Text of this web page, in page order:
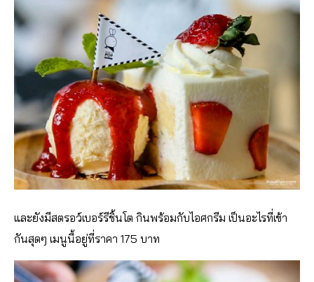
และยังมีสตรอว์เบอร์รีชิ้นโต กินพร้อมกับไอศกรีม เป็นอะไรที่เข้า
กันสุดๆ เมนูนี้อยู่ที่ราคา 175 บาท